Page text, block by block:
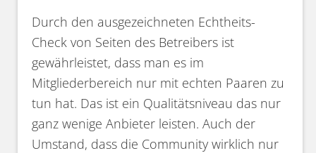
Durch den ausgezeichneten Echtheits-
Check von Seiten des Betreibers ist
gewährleistet, dass man es im
Mitgliederbereich nur mit echten Paaren zu
tun hat. Das ist ein Qualitätsniveau das nur
ganz wenige Anbieter leisten. Auch der
Umstand, dass die Community wirklich nur